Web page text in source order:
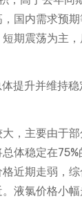
国内需求预
期震荡为主
提升并维持
，主要由于
体稳定在
近期走弱，
液氯价格小